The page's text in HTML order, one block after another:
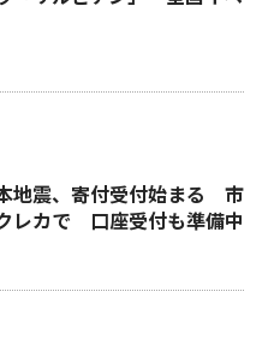
地震、寄付受付始まる 市
レカで 口座受付も準備中